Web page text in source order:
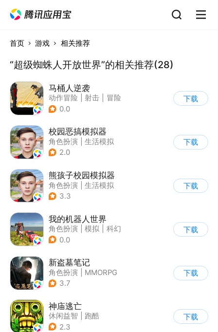
首页 游戏 相关推荐
“超级蜘蛛人开放世界”的相关推荐(28)
马桶人逆袭
动作冒险 射击
冒险
| 像素风
0.0
下载
校园恶搞模拟器
角色扮演
生活模拟
| 写实
2.0
下载
熊孩子校园模拟器
角色扮演
生活模拟
| 写实
3.3
下载
我的机器人世界
角色扮演 模拟
科幻
| 卡通
0.0
下载
新盗墓笔记
角色扮演
MMORPG
| 冒险
3.7
下载
神庙逃亡
休闲益智
跑酷
| 欧美风
2.3
下载